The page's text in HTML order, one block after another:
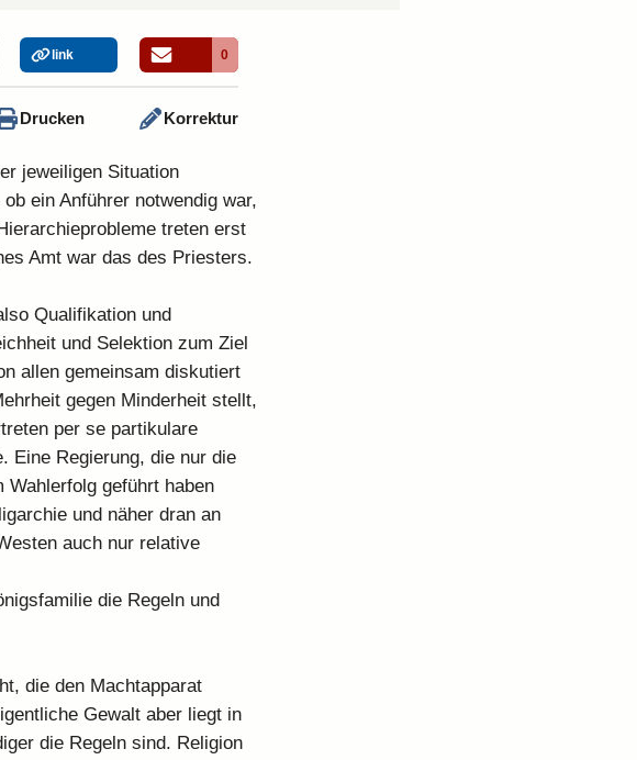
link 0
Drucken Korrektur
jeweiligen Situation
ein Anführer notwendig war,
treten erst
Amt war das des Priesters.
Qualifikation und
und Selektion zum Ziel
allen gemeinsam diskutiert
gegen Minderheit stellt,
per se partikulare
Eine Regierung, die nur die
geführt haben
und näher dran an
auch nur relative
die Regeln und
die den Machtapparat
Gewalt aber liegt in
die Regeln sind. Religion